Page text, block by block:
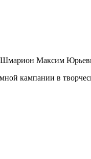
Шмарион Максим
кампании в